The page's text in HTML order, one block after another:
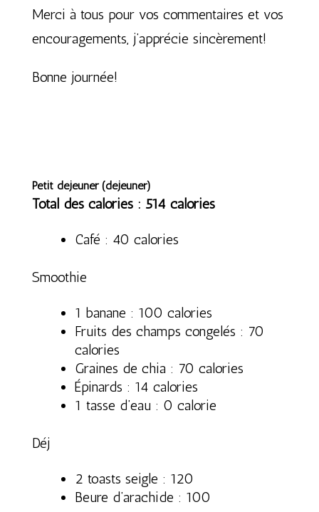
Merci à tous pour vos commentaires et vos
encouragements, j’apprécie sincèrement!
Bonne journée!
Petit déjeuner (déjeuner)
Total des calories : 514 calories
Café : 40 calories
Smoothie
1 banane : 100 calories
Fruits des champs congelés : 70
calories
Graines de chia : 70 calories
Épinards : 14 calories
1 tasse d’eau : 0 calorie
Déj
2 toasts seigle : 120
Beure d’arachide : 100